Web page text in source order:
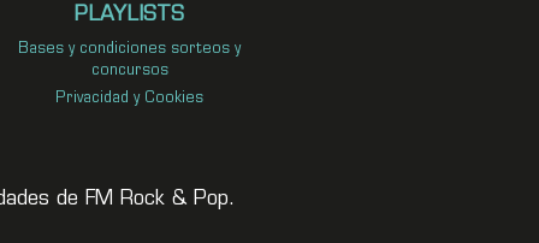
PLAYLISTS
Bases y condiciones sorteos y
concursos
Privacidad y Cookies
de FM Rock & Pop.